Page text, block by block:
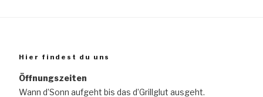
Hier findest du uns
Öffnungszeiten
Wann d’Sonn aufgeht bis das d’Grillglut ausgeht.